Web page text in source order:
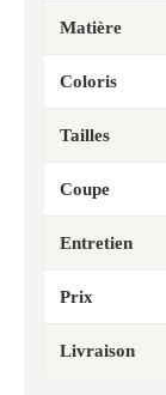
Matière
Coloris
Tailles
Coupe
Entretien
Prix
Livraison